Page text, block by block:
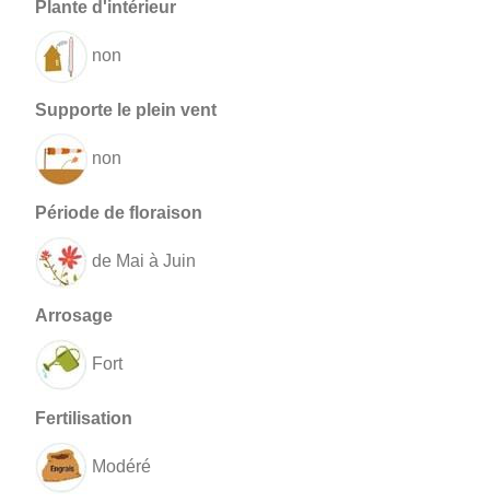
non
non
de Mai à Juin
Fort
Modéré